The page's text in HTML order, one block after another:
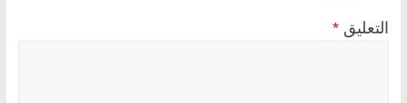
التعليق *